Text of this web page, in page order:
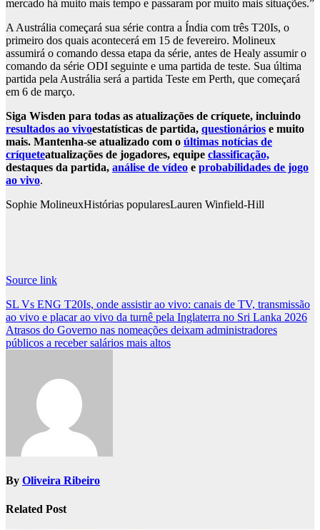
mercado há muito mais tempo e passaram por muito mais situações.”
A Austrália começará sua série contra a Índia com três T20Is, o
primeiro dos quais acontecerá em 15 de fevereiro. Molineux
assumirá o comando dessa etapa da série, antes de Healy assumir o
comando da série ODI seguinte e uma partida de teste. Sua última
partida pela Austrália será a partida Teste em Perth, que começará
em 6 de março.
Siga Wisden para todas as atualizações de críquete, incluindo
resultados ao vivoestatísticas de partida, questionários e muito
mais. Mantenha-se atualizado com o últimas notícias de
críqueteatualizações de jogadores, equipe classificação,
destaques da partida, análise de vídeo e probabilidades de jogo
ao vivo.
Sophie MolineuxHistórias popularesLauren Winfield-Hill
Source link
Post
navigation
SL Vs ENG T20Is, onde assistir ao vivo: canais de TV, transmissão
ao vivo e placar ao vivo da turnê pela Inglaterra no Sri Lanka 2026
Atrasos do Governo nas nomeações deixam administradores
públicos a receber salários mais altos
By Oliveira Ribeiro
Related Post